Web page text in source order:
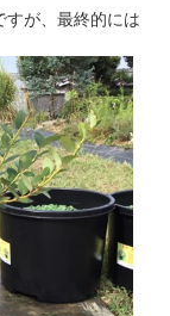
すが、最終的には